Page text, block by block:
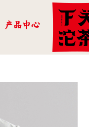
产品中心